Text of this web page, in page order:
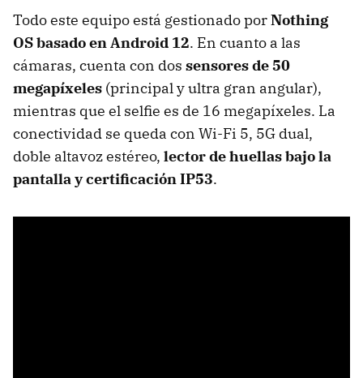
Todo este equipo está gestionado porNothing
OS basado en Android 12. En cuanto a las
cámaras, cuenta con dos sensores de 50
megapíxeles (principal y ultra gran angular),
mientras que el selfie es de 16 megapíxeles. La
conectividad se queda con Wi-Fi 5, 5G dual,
doble altavoz estéreo, lector de huellas bajo la
pantalla y certificación IP53.